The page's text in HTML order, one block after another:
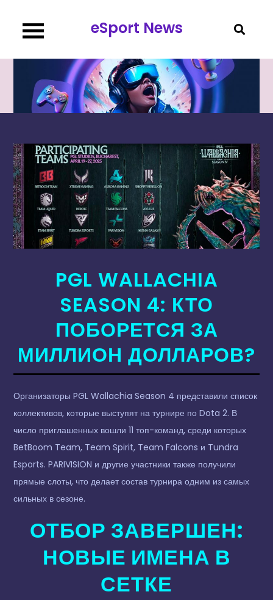
содержимому
eSport News
PGL WALLACHIA
SEASON 4: КТО
ПОБОРЕТСЯ ЗА
МИЛЛИОН ДОЛЛАРОВ?
Организаторы PGL Wallachia Season 4 представили список
коллективов, которые выступят на турнире по Dota 2. В
число приглашенных вошли 11 топ-команд, среди которых
BetBoom Team, Team Spirit, Team Falcons и Tundra
Esports. PARIVISION и другие участники также получили
прямые слоты, что делает состав турнира одним из самых
сильных в сезоне.
ОТБОР ЗАВЕРШЕН:
НОВЫЕ ИМЕНА В
СЕТКЕ